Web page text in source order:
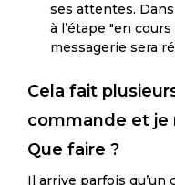
ses attentes.
à l’étape "en
messagerie sera
Cela fait
commande et je
Que faire ?
Il arrive parfois qu’un